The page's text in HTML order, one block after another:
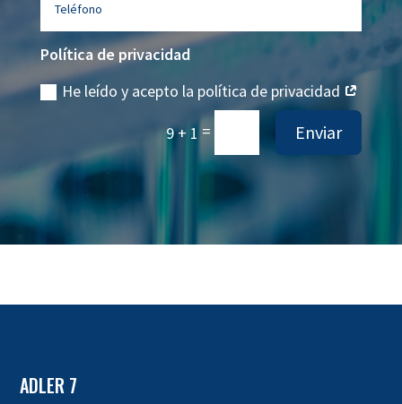
Política de privacidad
He leído y acepto la política de privacidad
9 + 1 = Enviar
ADLER 7